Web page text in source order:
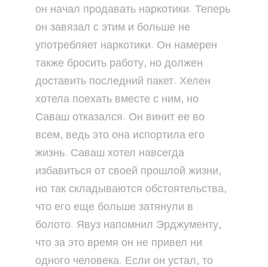
он начал продавать наркотики. Теперь
он завязал с этим и больше не
употребляет наркотики. Он намерен
также бросить работу, но должен
доставить последний пакет. Хелен
хотела поехать вместе с ним, но
Саваш отказался. Он винит ее во
всем, ведь это она испортила его
жизнь. Саваш хотел навсегда
избавиться от своей прошлой жизни,
но так складываются обстоятельства,
что его еще больше затянули в
болото. Явуз напомнил Эрджументу,
что за это время он не привел ни
одного человека. Если он устал, то